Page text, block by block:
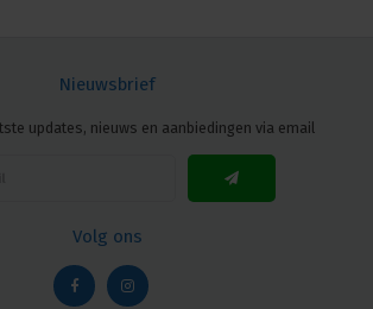
Nieuwsbrief
updates, nieuws en aanbiedingen via email
Volg ons